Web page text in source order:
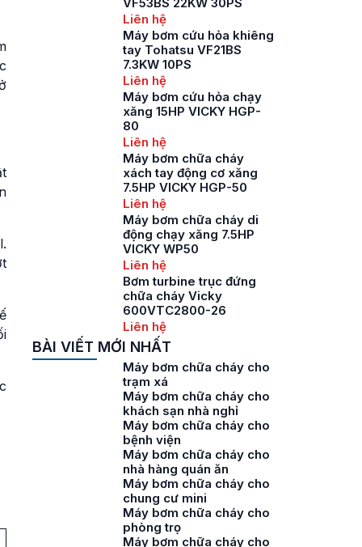
Liên hệ
Máy bơm cứu hỏa khiêng
tay Tohatsu VF21BS
7.3KW 10PS
Liên hệ
Máy bơm cứu hỏa chạy
xăng 15HP VICKY HGP-
80
Liên hệ
Máy bơm chữa cháy
xách tay động cơ xăng
7.5HP VICKY HGP-50
Liên hệ
Máy bơm chữa cháy di
động chạy xăng 7.5HP
VICKY WP50
Liên hệ
Bơm turbine trục đứng
chữa cháy Vicky
600VTC2800-26
Liên hệ
BÀI VIẾT MỚI NHẤT
Máy bơm chữa cháy cho
trạm xá
Máy bơm chữa cháy cho
khách sạn nhà nghỉ
Máy bơm chữa cháy cho
bệnh viện
Máy bơm chữa cháy cho
nhà hàng quán ăn
Máy bơm chữa cháy cho
chung cư mini
Máy bơm chữa cháy cho
phòng trọ
Máy bơm chữa cháy cho